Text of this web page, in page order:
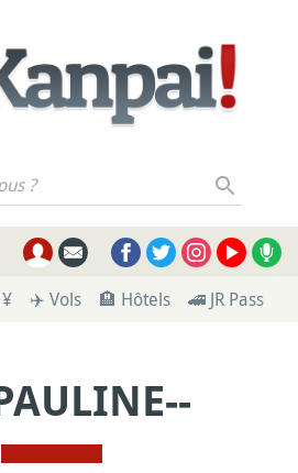
?
✈️ Vols 🏨 Hôtels 🚄 JR Pass